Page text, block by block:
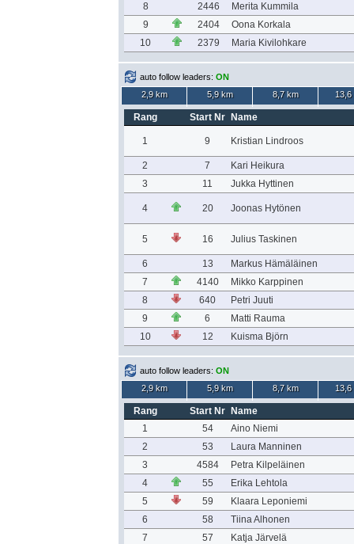
8
2446
Merita Kummila
9
2404
Oona Korkala
10
2379 Maria Kivilohkare
auto follow leaders: ON
2,9 km
5,9 km 8,7 km 13,6
Rang Start Nr Name
1 9 Kristian Lindroos
2 7
Kari Heikura
3
11 Jukka Hyttinen
4 20 Joonas Hytönen
5 16 Julius Taskinen
6 13
Markus Hämäläinen
7
4140
Mikko Karppinen
8
640
Petri Juuti
9
6
Matti Rauma
10
12 Kuisma Björn
auto follow leaders: ON
2,9 km
5,9 km 8,7 km 13,6
Rang Start Nr
Name
1
54
Aino Niemi
2
53
Laura Manninen
3
4584
Petra Kilpeläinen
4
55
Erika Lehtola
5
59
Klaara Leponiemi
6
58
Tiina Alhonen
7
57
Katja Järvelä